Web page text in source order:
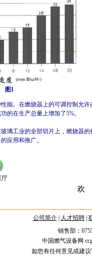
图1
能。在燃烧器上的可调控制允
的在生产总量上增加了5%。
璃工业的全部切片上，燃烧器
应用和推广。
厅
欢
公司简介| 人才招聘|
销售部：
中国燃气设备网
如您有任何意见或建